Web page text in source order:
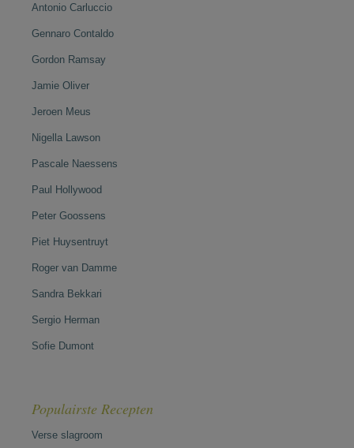
Antonio Carluccio
Gennaro Contaldo
Gordon Ramsay
Jamie Oliver
Jeroen Meus
Nigella Lawson
Pascale Naessens
Paul Hollywood
Peter Goossens
Piet Huysentruyt
Roger van Damme
Sandra Bekkari
Sergio Herman
Sofie Dumont
Populairste Recepten
Verse slagroom